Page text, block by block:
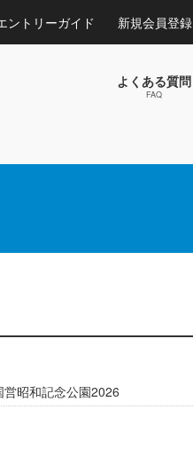
ントリーガイド 新規会員登録
よくある質問
FAQ
昭和記念公園2026